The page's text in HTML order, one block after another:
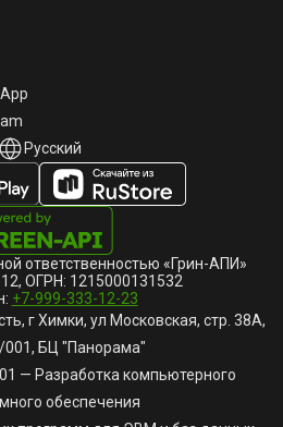
Русский
ответственностью «Грин-АПИ»
ОГРН: 1215000131532
+7-999-333-12-23
г Химки, ул Московская, стр. 38А,
БЦ "Панорама"
— Разработка компьютерного
обеспечения